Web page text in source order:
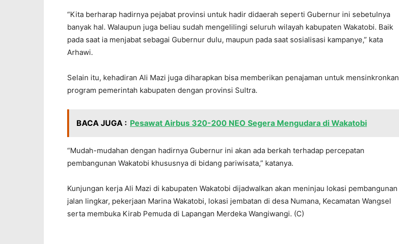
“Kita berharap hadirnya pejabat provinsi untuk hadir didaerah seperti Gubernur ini sebetulnya
banyak hal. Walaupun juga beliau sudah mengelilingi seluruh wilayah kabupaten Wakatobi. Baik
pada saat ia menjabat sebagai Gubernur dulu, maupun pada saat sosialisasi kampanye,” kata
Arhawi.
Selain itu, kehadiran Ali Mazi juga diharapkan bisa memberikan penajaman untuk mensinkronkan
program pemerintah kabupaten dengan provinsi Sultra.
BACA JUGA : Pesawat Airbus 320-200 NEO Segera Mengudara di Wakatobi
“Mudah-mudahan dengan hadirnya Gubernur ini akan ada berkah terhadap percepatan
pembangunan Wakatobi khususnya di bidang pariwisata,” katanya.
Kunjungan kerja Ali Mazi di kabupaten Wakatobi dijadwalkan akan meninjau lokasi pembangunan
jalan lingkar, pekerjaan Marina Wakatobi, lokasi jembatan di desa Numana, Kecamatan Wangsel
serta membuka Kirab Pemuda di Lapangan Merdeka Wangiwangi. (C)